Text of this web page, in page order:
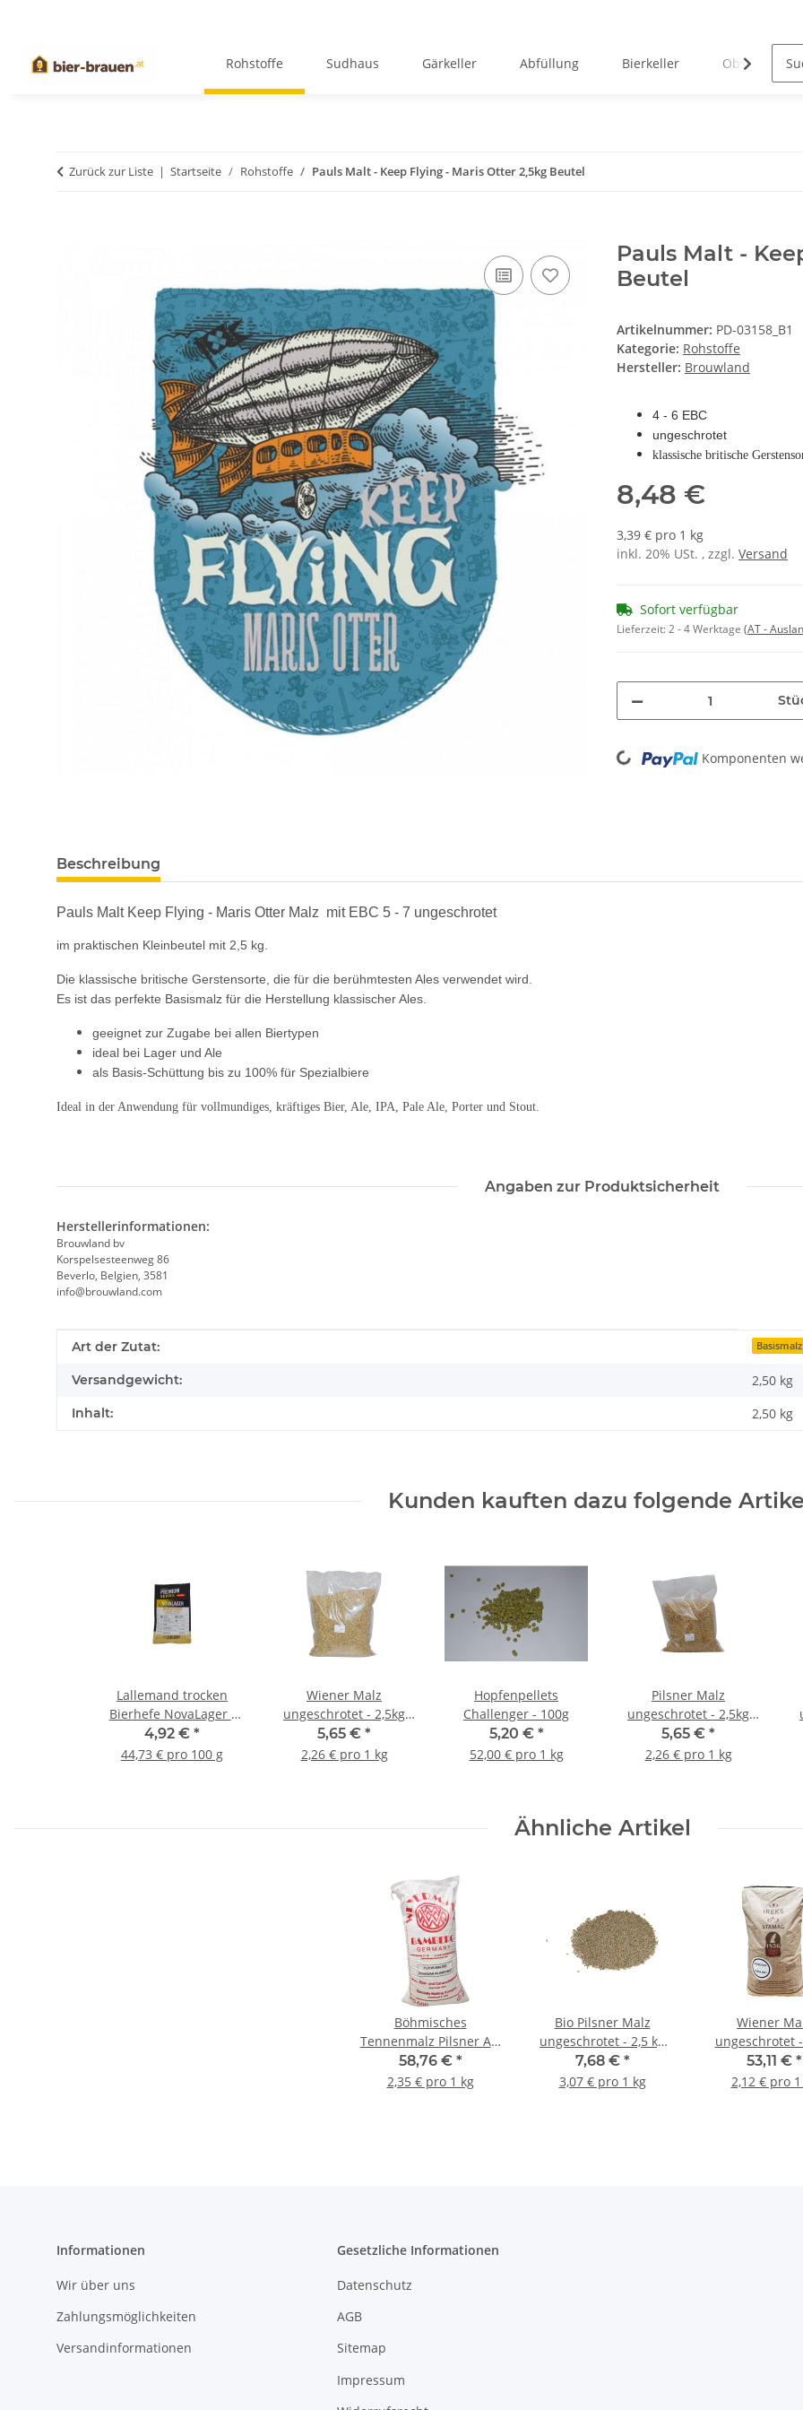
Rohstoffe Sudhaus Gärkeller Abfüllung Bierkeller
Zurück zur Liste Startseite Rohstoffe Pauls Malt - Keep Flying - Maris Otter 2,5kg Beutel
Pauls Malt -
Beutel
Artikelnummer: PD-03158_B1
Kategorie: Rohstoffe
Hersteller: Brouwland
4 - 6 EBC
ungeschrotet
klassische britische
8,48 €
3,39 € pro 1 kg
inkl. 20% USt. , zzgl. Versand
Sofort verfügbar
Lieferzeit:2 - 4 Werktage (AT -
Loading... Komponenten
Beschreibung
Pauls Malt Keep Flying - Maris Otter Malz mit EBC 5 - 7 ungeschrotet
im praktischen Kleinbeutel mit 2,5 kg.
Die klassische britische Gerstensorte, die für die berühmtesten Ales verwendet wird.
Es ist das perfekte Basismalz für die Herstellung klassischer Ales.
geeignet zur Zugabe bei allen Biertypen
ideal bei Lager und Ale
als Basis-Schüttung bis zu 100% für Spezialbiere
Ideal in der Anwendung für vollmundiges, kräftiges Bier, Ale, IPA, Pale Ale, Porter und Stout.
Angaben zur Produktsicherheit
Herstellerinformationen:
Brouwland bv
Korspelsesteenweg 86
Beverlo, Belgien, 3581
info@brouwland.com
Produkteigenschaft
Wert
Art der Zutat: Basismalz
Versandgewicht: 2,50 kg
Inhalt: 2,50 kg
Kunden kauften dazu folgende
Lallemand trocken
Bierhefe NovaLager -
11g
4,92 € *
44,73 € pro 100 g
Wiener Malz
ungeschrotet - 2,5kg
Beutel
5,65 € *
2,26 € pro 1 kg
Hopfenpellets
Challenger - 100g
5,20 € *
52,00 € pro 1 kg
Pilsner Malz
ungeschrotet - 2,5kg
Beutel
5,65 € *
2,26 € pro 1 kg
Ähnliche Artikel
Böhmisches
Tennenmalz Pilsner Art
3-5 EBC - 25kg Sack
58,76 € *
2,35 € pro 1 kg
Bio Pilsner Malz
ungeschrotet - 2,5 kg
Beutel
7,68 € *
3,07 € pro 1 kg
Wiener
ungeschrotet
Sack
53,11 € *
2,12 € pro
Informationen
Wir über uns
Zahlungsmöglichkeiten
Versandinformationen
Gesetzliche Informationen
Datenschutz
AGB
Sitemap
Impressum